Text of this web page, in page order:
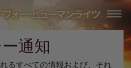
通知
るすべての情報および、それ